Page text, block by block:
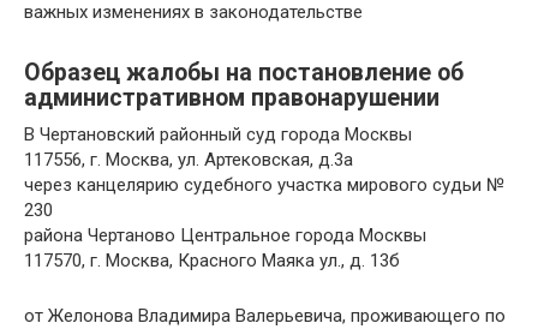
важных изменениях в законодательстве
Образец жалобы на постановление об
административном правонарушении
В Чертановский районный суд города Москвы
117556, г. Москва, ул. Артековская, д.3а
через канцелярию судебного участка мирового судьи №
230
района Чертаново Центральное города Москвы
117570, г. Москва, Красного Маяка ул., д. 13б
от Желонова Владимира Валерьевича, проживающего по